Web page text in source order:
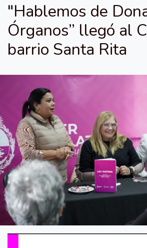
"Hablemos de
Órganos” llegó al
barrio Santa Rita